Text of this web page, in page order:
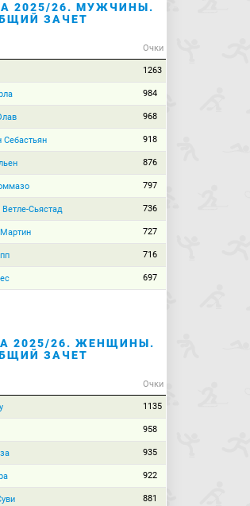
2025/26. МУЖЧИНЫ.
ЗАЧЕТ
Очки
1263
984
968
Себастьян 918
876
797
Сьястад 736
727
716
697
2025/26. ЖЕНЩИНЫ.
ЗАЧЕТ
Очки
1135
958
935
922
881